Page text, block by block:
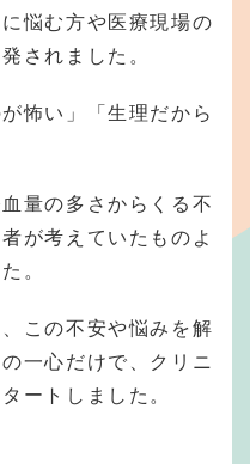
悩む方や医療現場の
されました。
怖い」「生理だから
量の多さからくる不
が考えていたものよ
。
この不安や悩みを解
一心だけで、クリニ
ートしました。